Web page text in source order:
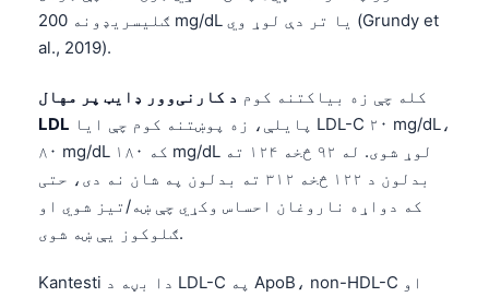
ګلیسریډونه 200 mg/dL یا تر دې لوړ وي (Grundy et
al., 2019).
کله چې زه بیاکتنه کوم د کارنی‌وور ډایټ پر مهال
LDL
۸۰ mg/dL که ۱۸۰ mg/dL لوړ شوی. له ۹۲ څخه ۱۲۴ ته
بدلون د ۱۲۲ څخه ۳۱۲ ته بدلون په شان نه دی، حتی
که دواړه ناروغان احساس وکړي چې ښه/تیز شوي او
ګلوکوز یې ښه شوی.
Kantesti دا بڼه د LDL-C په ApoB، non-HDL-C او